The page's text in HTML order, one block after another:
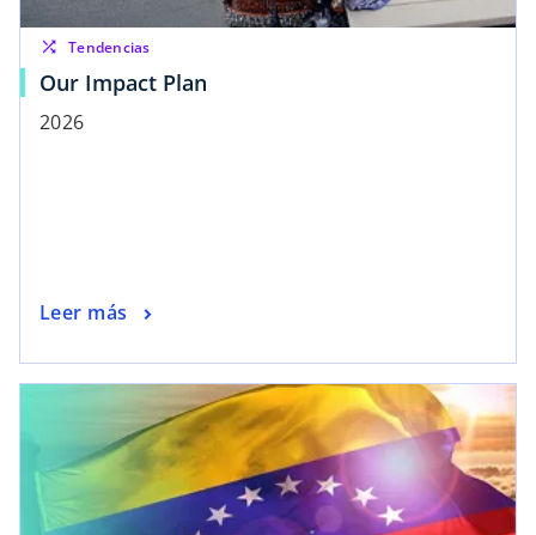
shuffle Tendencias
Our Impact Plan
2026
Leer más